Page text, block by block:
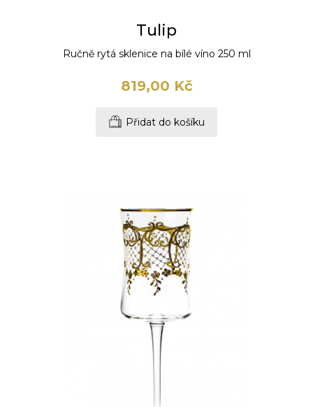
Tulip
Ručně rytá sklenice na bílé víno 250 ml
819,00 Kč
Přidat do košíku